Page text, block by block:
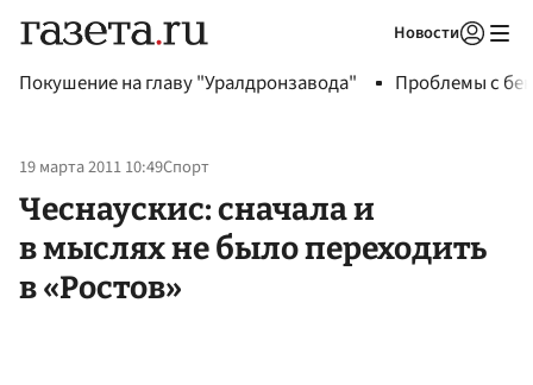
Новости
Покушение на главу "Уралдронзавода" Проблемы с
19 марта 2011 10:49Спорт
Чеснаускис: сначала и
в мыслях не было переходить
в «Ростов»